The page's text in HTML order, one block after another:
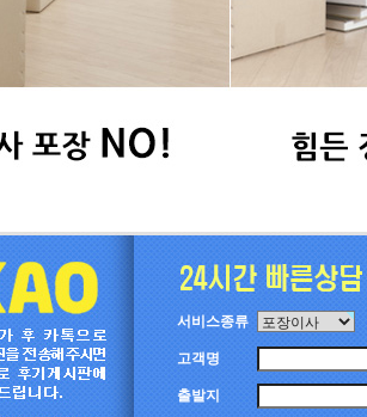
서비스종류
고객명
출발지